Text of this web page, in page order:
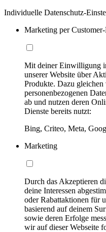
Individuelle Datenschutz-
Marketing per
Mit deiner Einwilligung
unserer Website über
Produkte. Dazu gleichen
personenbezogenen
ab und nutzen deren
Dienste bereits nutzt:
Bing, Criteo, Meta,
Marketing
Durch das Akzeptieren
deine Interessen
oder Rabattaktionen für
basierend auf deinem
sowie deren Erfolge
wir auf dieser Webseite